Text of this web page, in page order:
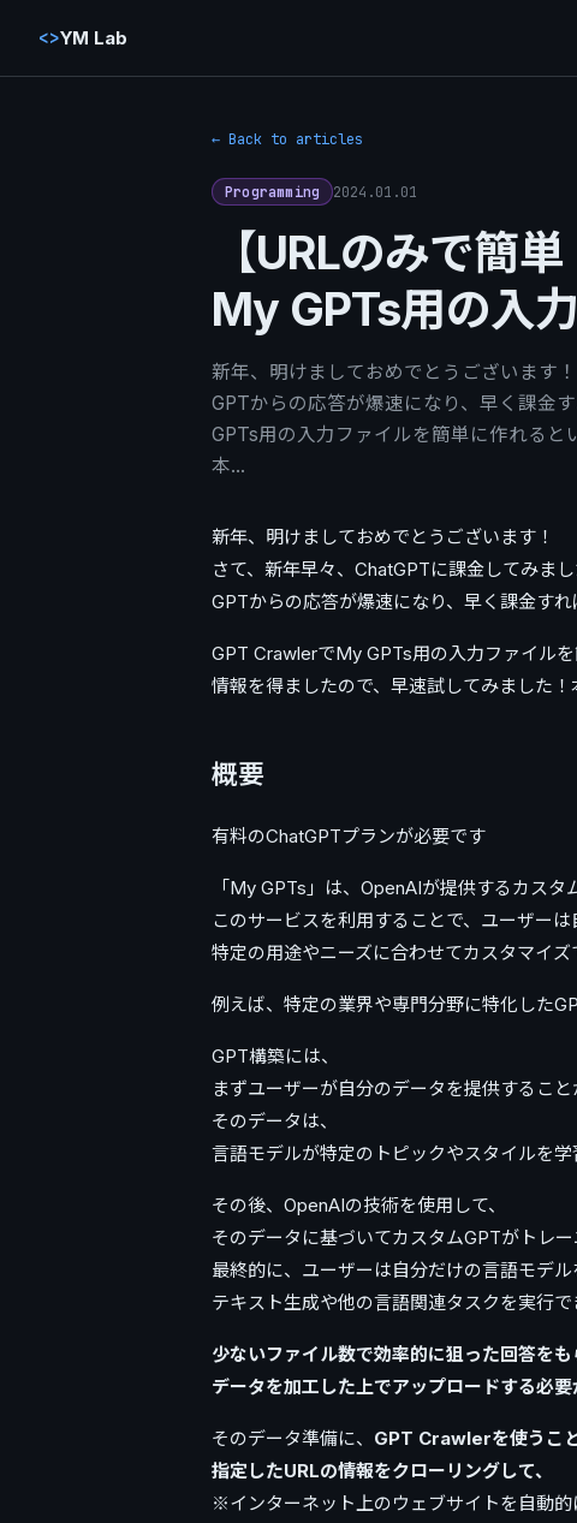
<>YM Lab
← Back to articles
Programming 2024.01.01
【URLのみで簡
My GPTs用の入
新年、明けましておめでとうございます
GPTからの応答が爆速になり、早く課金
GPTs用の入力ファイルを簡単に作れると
本…
新年、明けましておめでとうございます！
さて、新年早々、ChatGPTに課金してみまし
GPTからの応答が爆速になり、早く課金す
GPT CrawlerでMy GPTs用の入力ファイル
情報を得ましたので、早速試してみました！
概要
有料のChatGPTプランが必要です
「My GPTs」は、OpenAIが提供するカスタ
このサービスを利用することで、ユーザーは
特定の用途やニーズに合わせてカスタマイズ
例えば、特定の業界や専門分野に特化した
GPT構築には、
まずユーザーが自分のデータを提供すること
そのデータは、
言語モデルが特定のトピックやスタイルを学
その後、OpenAIの技術を使用して、
そのデータに基づいてカスタムGPTがトレー
最終的に、ユーザーは自分だけの言語モデル
テキスト生成や他の言語関連タスクを実行で
少ないファイル数で効率的に狙った回答をも
データを加工した上でアップロードする必要
そのデータ準備に、 GPT Crawlerを使うこと
指定したURLの情報をクローリングして、
※インターネット上のウェブサイトを自動